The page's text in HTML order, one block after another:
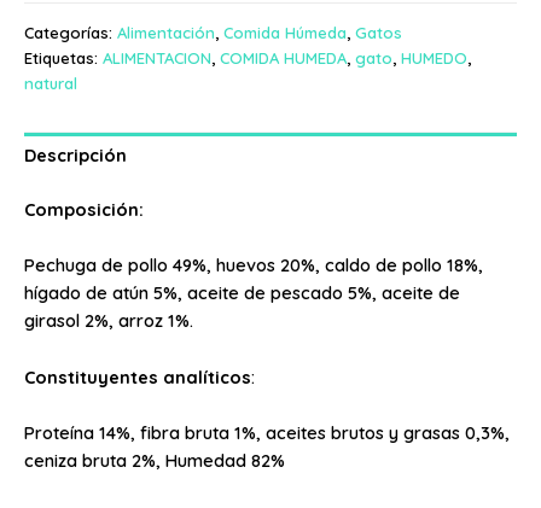
Categorías: Alimentación, Comida Húmeda, Gatos
Etiquetas: ALIMENTACION, COMIDA HUMEDA, gato, HUMEDO,
natural
Descripción
Composición:
Pechuga de pollo 49%, huevos 20%, caldo de pollo 18%,
hígado de atún 5%, aceite de pescado 5%, aceite de
girasol 2%, arroz 1%.
Constituyentes analíticos:
Proteína 14%, fibra bruta 1%, aceites brutos y grasas 0,3%,
ceniza bruta 2%, Humedad 82%